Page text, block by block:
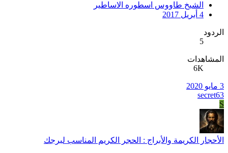
الشيخ طاووس اسطوره الاساطير
4 أبريل 2017
الردود
5
المشاهدات
6K
3 مايو 2020
secret63
S
الأحجار الكريمة والأبراج : الحجر الكريم المناسب لبرجك